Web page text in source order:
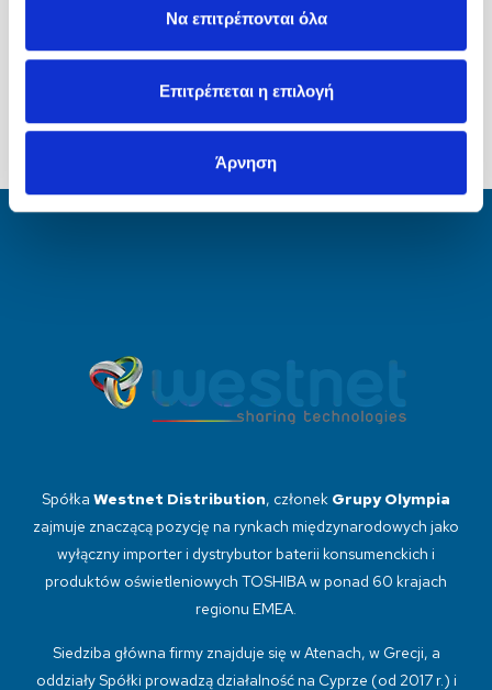
Να επιτρέπονται όλα
Επιτρέπεται η επιλογή
Άρνηση
EUROPIE
Spółka Westnet Distribution, członek Grupy Olympia
zajmuje znaczącą pozycję na rynkach międzynarodowych jako
wyłączny importer i dystrybutor baterii konsumenckich i
produktów oświetleniowych TOSHIBA w ponad 60 krajach
regionu EMEA.
Siedziba główna firmy znajduje się w Atenach, w Grecji, a
oddziały Spółki prowadzą działalność na Cyprze (od 2017 r.) i